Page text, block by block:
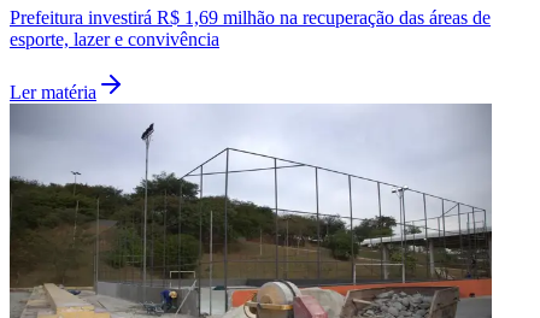
Prefeitura investirá R$ 1,69 milhão na recuperação das áreas de
esporte, lazer e convivência
Ler matéria